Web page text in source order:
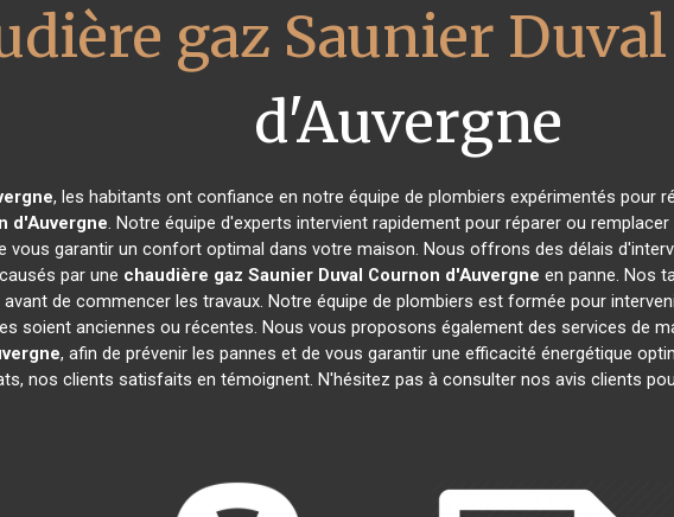
gaz Saunier Duval
d'Auvergne
, les habitants ont confiance en notre équipe de plombiers expérimentés pour
d'Auvergne. Notre équipe d'experts intervient rapidement pour réparer ou
vous garantir un confort optimal dans votre maison. Nous offrons des délais
par une chaudière gaz Saunier Duval Cournon d'Auvergne en panne. Nos
de commencer les travaux. Notre équipe de plombiers est formée pour
soient anciennes ou récentes. Nous vous proposons également des services de
, afin de prévenir les pannes et de vous garantir une efficacité énergétique
nos clients satisfaits en témoignent. N'hésitez pas à consulter nos avis clients